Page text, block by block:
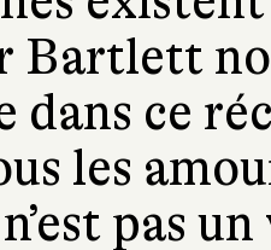
Bartlett
dans ce
les
pas